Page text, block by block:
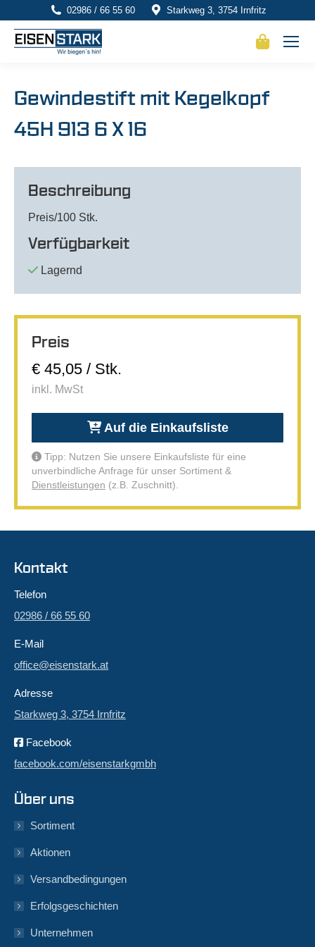
02986 / 66 55 60 Starkweg 3, 3754 Irnfritz
Gewindestift mit Kegelkopf
45H 913 6 X 16
Beschreibung
Preis/100 Stk.
Verfügbarkeit
Lagernd
Preis
€ 45,05 / Stk.
inkl. MwSt
Auf die Einkaufsliste
Tipp: Nutzen Sie unsere Einkaufsliste für eine
unverbindliche Anfrage für unser Sortiment &
Dienstleistungen (z.B. Zuschnitt).
Kontakt
Telefon
02986 / 66 55 60
E-Mail
office@eisenstark.at
Adresse
Starkweg 3, 3754 Irnfritz
Facebook
facebook.com/eisenstarkgmbh
Über uns
Sortiment
Aktionen
Versandbedingungen
Erfolgsgeschichten
Unternehmen